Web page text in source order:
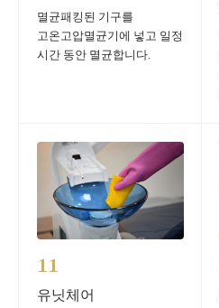
멸균패킹된 기구를
고온고압멸균기에 넣고 일정
시간 동안 멸균합니다.
11
유닛체어